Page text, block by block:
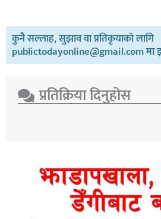
कुनै सल्लाह, सुझाव वा प्रतिकृयाको लागि
publictodayonline@gmail.com मा
प्रतिक्रिया दिनुहोस​